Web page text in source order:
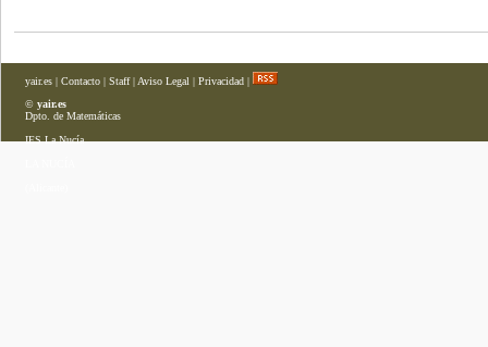
yair.es | Contacto | Staff| Aviso Legal | Privacidad |
© yair.es
Dpto. de Matemáticas
IES La Nucía